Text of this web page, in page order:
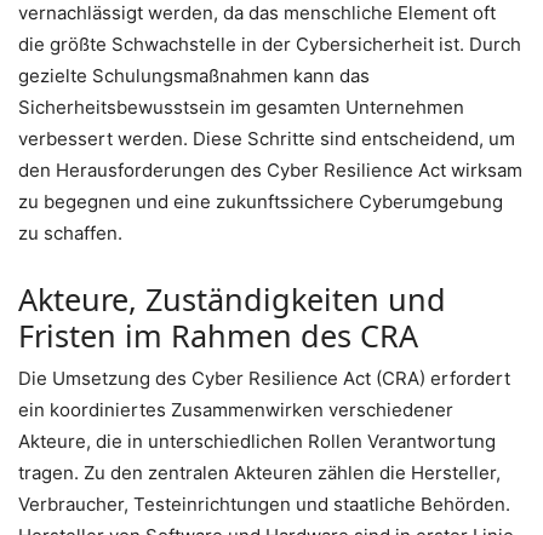
vernachlässigt werden, da das menschliche Element oft
die größte Schwachstelle in der Cybersicherheit ist. Durch
gezielte Schulungsmaßnahmen kann das
Sicherheitsbewusstsein im gesamten Unternehmen
verbessert werden. Diese Schritte sind entscheidend, um
den Herausforderungen des Cyber Resilience Act wirksam
zu begegnen und eine zukunftssichere Cyberumgebung
zu schaffen.
Akteure, Zuständigkeiten und
Fristen im Rahmen des CRA
Die Umsetzung des Cyber Resilience Act (CRA) erfordert
ein koordiniertes Zusammenwirken verschiedener
Akteure, die in unterschiedlichen Rollen Verantwortung
tragen. Zu den zentralen Akteuren zählen die Hersteller,
Verbraucher, Testeinrichtungen und staatliche Behörden.